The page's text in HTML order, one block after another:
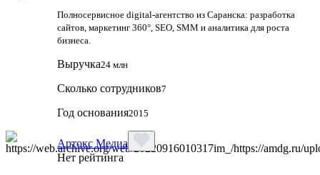
Полносервисное digital-агентство из Саранска: разработка
сайтов, маркетинг 360°, SEO, SMM и аналитика для роста
бизнеса.
Выручка24 млн
Сколько сотрудников7
Год основания2015
Артокс Медиа
Нет рейтинга